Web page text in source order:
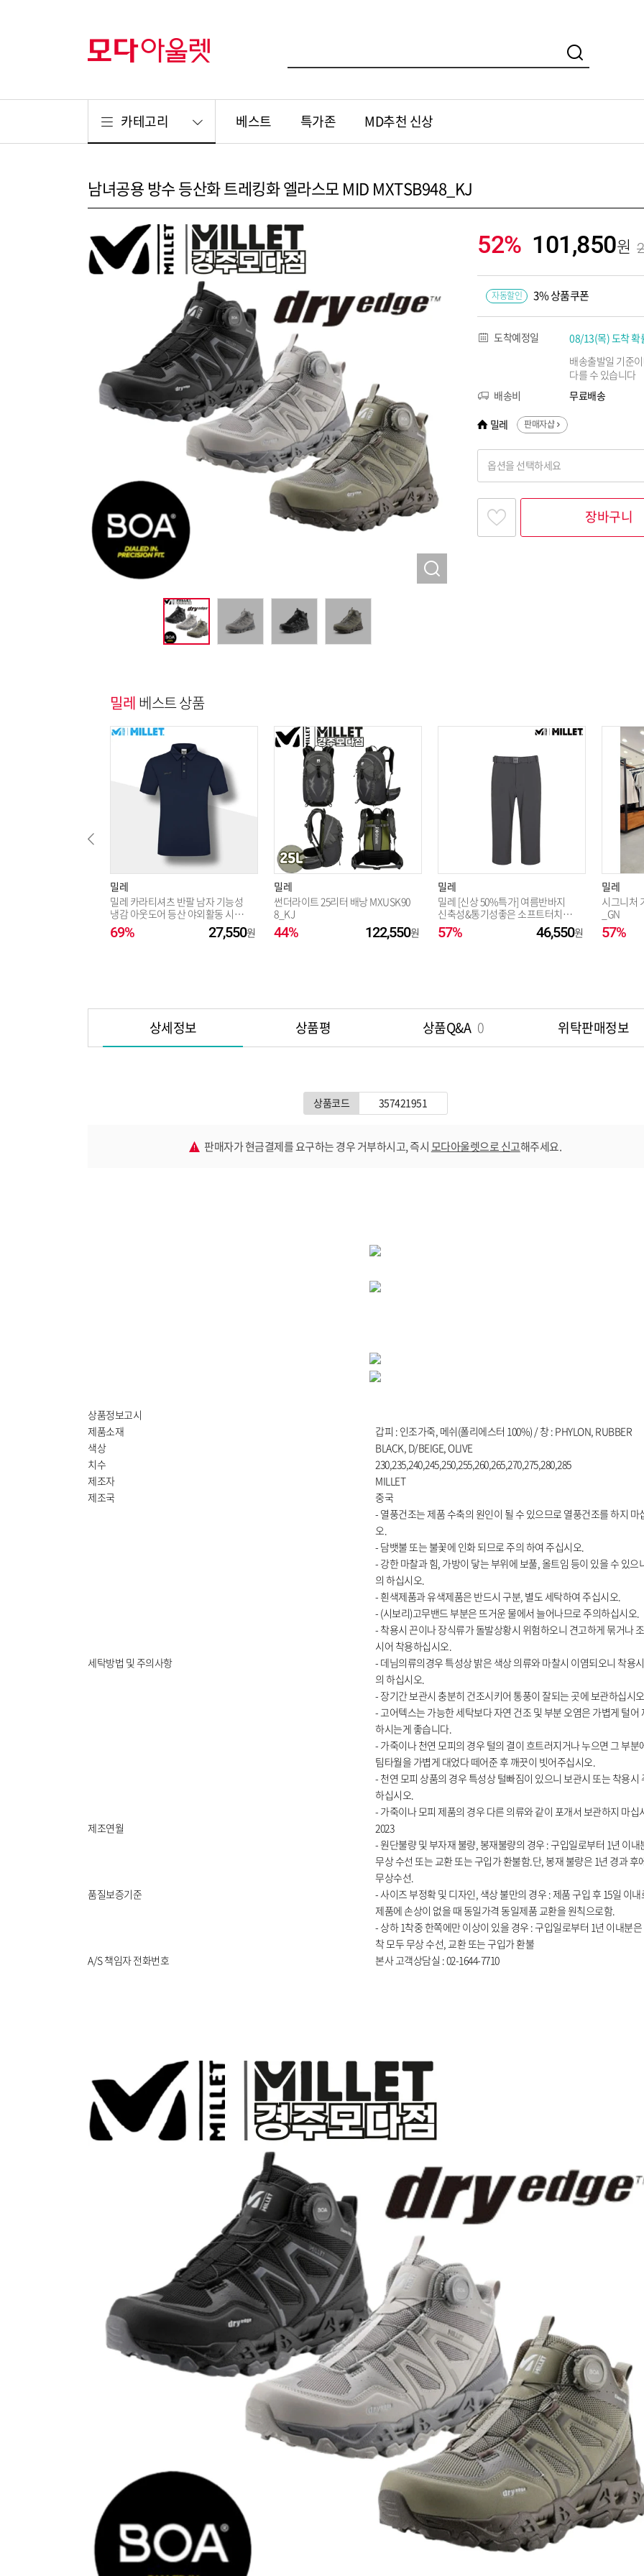
카테고리 베스트 특가존 MD추천 신상
남녀공용 방수 등산화 트레킹화 엘라스모 MID MXTSB948_KJ
52% 101,850
자동할인 3% 상품쿠폰
도착예정일 08/13(목) 도착 확
배송출발일 기준
다를 수 있습니다
배송비
무료배송
밀레
판매자샵
옵션을 선택하세요
찾고싶은 옵션명을 입력해 주세요
옵션명 1
옵션 004.BLACK 245
옵션 005.OLIVE 230
옵션 006.OLIVE 235
옵션 008.OLIVE 245
장바구니
밀레 베스트 상품
밀레
밀레 카라티셔츠 반팔 남자 기능성
냉감 아웃도어 등산 야외활동 시원
한 티_CA
69% 27,550
밀레
썬더라이트 25리터 배낭 MXUSK90
8_KJ
44% 122,550
밀레
밀레 [신상 50%특가] 여름반바지
신축성&통기성좋은 소프트터치감
주머니지퍼 시그니처 쿨7부바지I_
US
57% 46,550
밀레
시그니처
_GN
57%
상세정보 상품평 상품Q&A 0 위탁판매정보
상품코드 357421951
판매자가 현금결제를 요구하는 경우 거부하시고, 즉시모다아울렛으로 신고해주세요.